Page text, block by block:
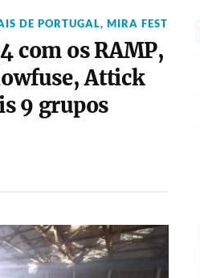
DE PORTUGAL, MIRA FEST
com os RAMP,
Attick
9 grupos